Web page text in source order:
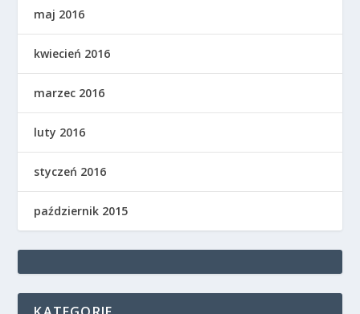
maj 2016
kwiecień 2016
marzec 2016
luty 2016
styczeń 2016
październik 2015